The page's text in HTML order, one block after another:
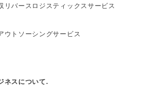
リバースロジスティックスサービス
ウトソーシングサービス
ネスについて.